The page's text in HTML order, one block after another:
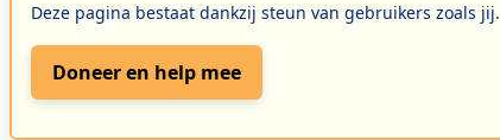
Deze pagina bestaat dankzij steun van gebruikers zoals jij.
Doneer en help mee